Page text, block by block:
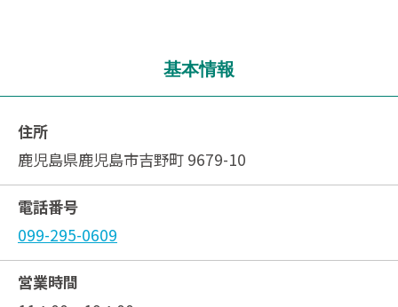
基本情報
住所
鹿児島県鹿児島市吉野町 9679-10
電話番号
099-295-0609
営業時間